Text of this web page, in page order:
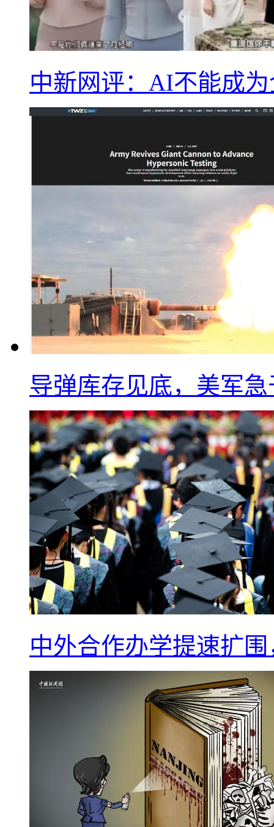
中新网评：AI不能成
导弹库存见底，美军
中外合作办学提速扩